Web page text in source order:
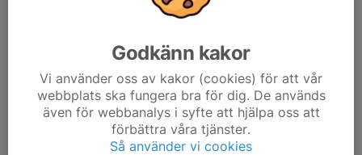
I vänstermenyn här bredvid finns undersidor till
med aktuell och praktisk information för er ledare och tränare.
Saknas något eller om något inte stämmer, tveka inte att höra
av er till:
Ungdomsansvarig:
Godkänn kakor
Vi använder oss av kakor (cookies) för att vår
webbplats ska fungera bra för dig. De används
även för webbanalys i syfte att hjälpa oss att
förbättra våra tjänster.
Så använder vi cookies